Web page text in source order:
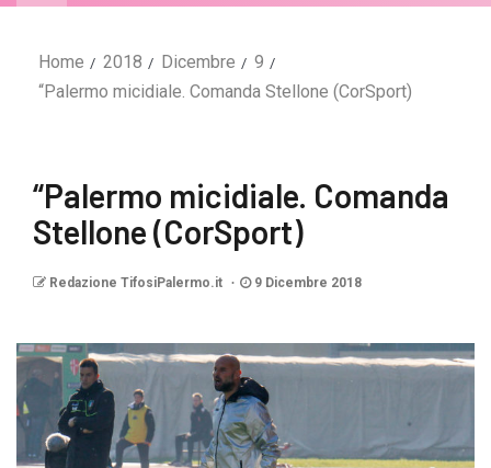
Home 2018 Dicembre
9
“Palermo micidiale. Comanda Stellone (CorSport)
“Palermo micidiale. Comanda
Stellone (CorSport)
Redazione TifosiPalermo.it 9 Dicembre 2018